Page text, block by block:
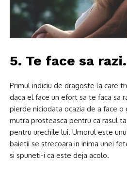
5. Te face sa razi.
Primul indiciu de dragoste la care
daca el face un efort sa te faca sa
pierde niciodata ocazia de a face o
mutra prosteasca pentru ca rasul
pentru urechile lui. Umorul este
baietii se strecoara in inima unei
si spuneti-i ca este deja acolo.